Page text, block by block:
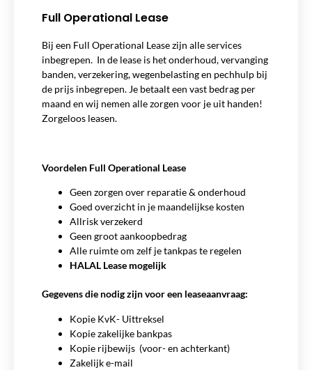
Full Operational Lease
Bij een Full Operational Lease zijn alle services
inbegrepen. In de lease is het onderhoud, vervanging
banden, verzekering, wegenbelasting en pechhulp bij
de prijs inbegrepen. Je betaalt een vast bedrag per
maand en wij nemen alle zorgen voor je uit handen!
Zorgeloos leasen.
Voordelen Full Operational Lease
Geen zorgen over reparatie & onderhoud
Goed overzicht in je maandelijkse kosten
Allrisk verzekerd
Geen groot aankoopbedrag
Alle ruimte om zelf je tankpas te regelen
HALAL Lease mogelijk
Gegevens die nodig zijn voor een leaseaanvraag:
Kopie KvK- Uittreksel
Kopie zakelijke bankpas
Kopie rijbewijs (voor- en achterkant)
Zakelijk e-mail